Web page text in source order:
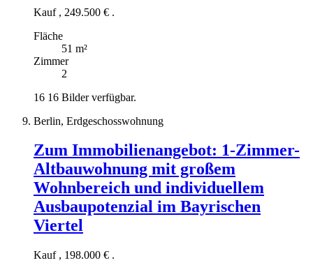
Kauf , 249.500 € .
Fläche
51 m²
Zimmer
2
16 16 Bilder verfügbar.
Berlin, Erdgeschosswohnung
Zum Immobilienangebot: 1-Zimmer-
Altbauwohnung mit großem
Wohnbereich und individuellem
Ausbaupotenzial im Bayrischen
Viertel
Kauf , 198.000 € .